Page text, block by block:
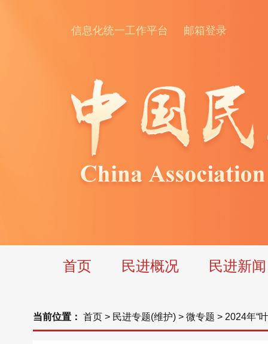
信息化统一工作平台 邮箱登录
首页 民进概况 民进新闻
当前位置： 首页 > 民进专题(维护) > 微专题 > 2024年“